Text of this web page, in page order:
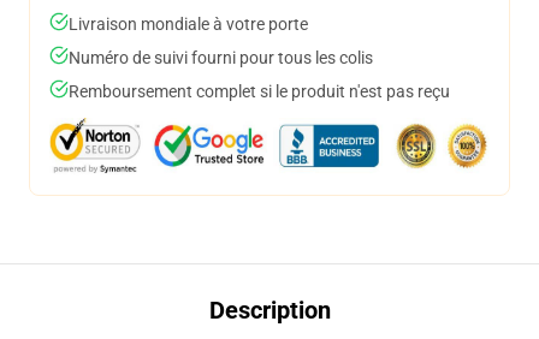
Livraison mondiale à votre porte
Numéro de suivi fourni pour tous les colis
Remboursement complet si le produit n'est pas reçu
Description